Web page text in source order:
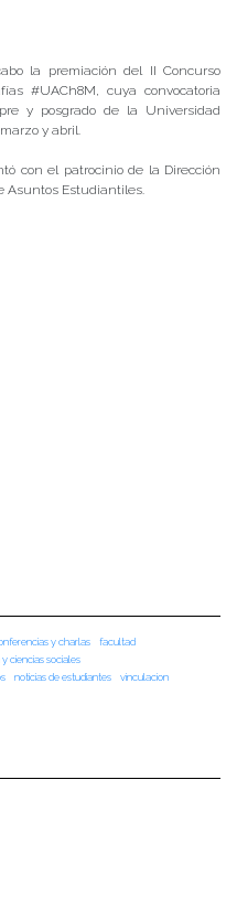
la premiación del II Concurso
#UACh8M, cuya convocatoria
y posgrado de la Universidad
y abril.
con el patrocinio de la Dirección
Asuntos Estudiantiles.
y charlas
facultad
ciencias sociales
noticias de estudiantes
vinculacion